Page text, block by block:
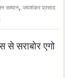
सम्मान,जयशंकर प्रसाद
सराबोर एगो